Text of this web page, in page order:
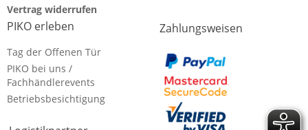
Vertrag widerrufen
PIKO erleben
Tag der Offenen Tür
PIKO bei uns /
Fachhändlerevents
Betriebsbesichtigung
Zahlungsweisen